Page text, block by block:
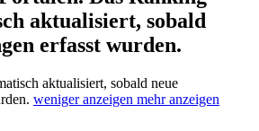
aktualisiert, sobald
erfasst wurden.
aktualisiert, sobald neue
weniger anzeigen mehr anzeigen